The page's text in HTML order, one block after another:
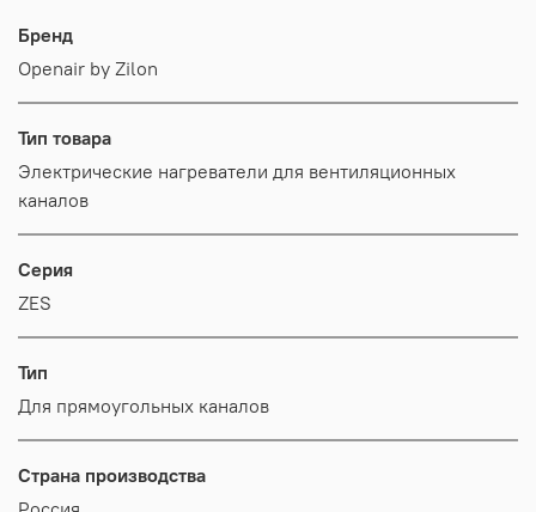
Бренд
Openair by Zilon
Тип товара
Электрические нагреватели для вентиляционных
каналов
Серия
ZES
Тип
Для прямоугольных каналов
Страна производства